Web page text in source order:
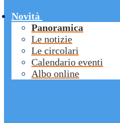
Novità
Panoramica
Le notizie
Le circolari
Calendario eventi
Albo online